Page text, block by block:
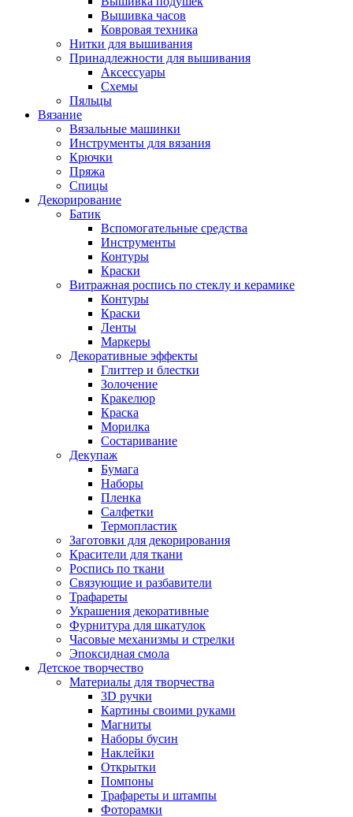
Вышивка часов
Ковровая техника
Нитки для вышивания
Принадлежности для вышивания
Аксессуары
Схемы
Пяльцы
Вязание
Вязальные машинки
Инструменты для вязания
Крючки
Пряжа
Спицы
Декорирование
Батик
Вспомогательные средства
Инструменты
Контуры
Краски
Витражная роспись по стеклу и керамике
Контуры
Краски
Ленты
Маркеры
Декоративные эффекты
Глиттер и блестки
Золочение
Кракелюр
Краска
Морилка
Состаривание
Декупаж
Бумага
Наборы
Пленка
Салфетки
Термопластик
Заготовки для декорирования
Красители для ткани
Роспись по ткани
Связующие и разбавители
Трафареты
Украшения декоративные
Фурнитура для шкатулок
Часовые механизмы и стрелки
Эпоксидная смола
Детское творчество
Материалы для творчества
3D ручки
Картины своими руками
Магниты
Наборы бусин
Наклейки
Открытки
Помпоны
Трафареты и штампы
Фоторамки